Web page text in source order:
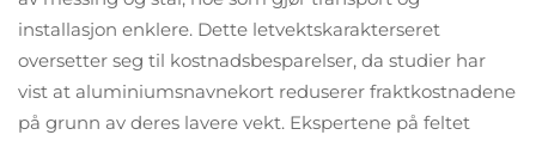
installasjon enklere. Dette letvektskarakterseret
oversetter seg til kostnadsbesparelser, da studier har
vist at aluminiumsnavnekort reduserer fraktkostnadene
på grunn av deres lavere vekt. Ekspertene på feltet